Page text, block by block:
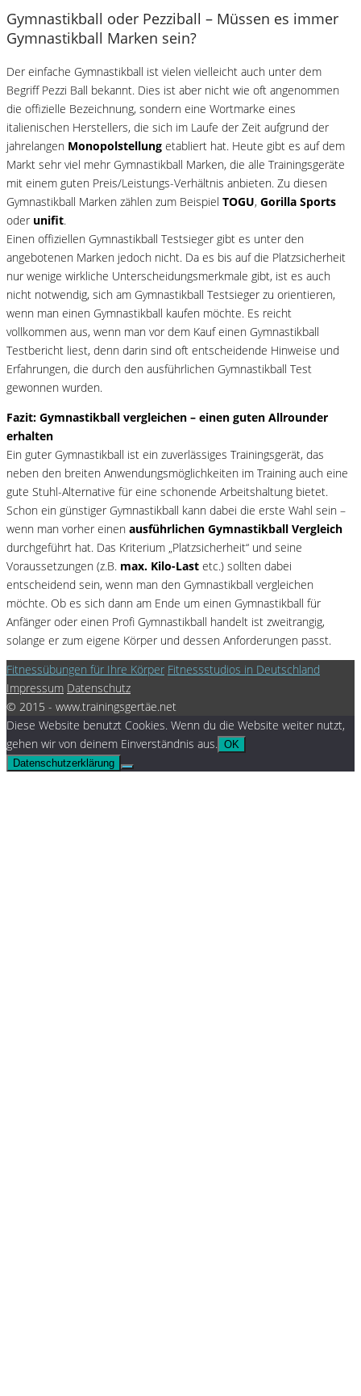
Gymnastikball oder Pezziball – Müssen es immer
Gymnastikball Marken sein?
Der einfache Gymnastikball ist vielen vielleicht auch unter dem
Begriff Pezzi Ball bekannt. Dies ist aber nicht wie oft angenommen
die offizielle Bezeichnung, sondern eine Wortmarke eines
italienischen Herstellers, die sich im Laufe der Zeit aufgrund der
jahrelangen Monopolstellung etabliert hat. Heute gibt es auf dem
Markt sehr viel mehr Gymnastikball Marken, die alle Trainingsgeräte
mit einem guten Preis/Leistungs-Verhältnis anbieten. Zu diesen
Gymnastikball Marken zählen zum Beispiel TOGU, Gorilla Sports
oder unifit.
Einen offiziellen Gymnastikball Testsieger gibt es unter den
angebotenen Marken jedoch nicht. Da es bis auf die Platzsicherheit
nur wenige wirkliche Unterscheidungsmerkmale gibt, ist es auch
nicht notwendig, sich am Gymnastikball Testsieger zu orientieren,
wenn man einen Gymnastikball kaufen möchte. Es reicht
vollkommen aus, wenn man vor dem Kauf einen Gymnastikball
Testbericht liest, denn darin sind oft entscheidende Hinweise und
Erfahrungen, die durch den ausführlichen Gymnastikball Test
gewonnen wurden.
Fazit: Gymnastikball vergleichen – einen guten Allrounder
erhalten
Ein guter Gymnastikball ist ein zuverlässiges Trainingsgerät, das
neben den breiten Anwendungsmöglichkeiten im Training auch eine
gute Stuhl-Alternative für eine schonende Arbeitshaltung bietet.
Schon ein günstiger Gymnastikball kann dabei die erste Wahl sein –
wenn man vorher einen ausführlichen Gymnastikball Vergleich
durchgeführt hat. Das Kriterium „Platzsicherheit“ und seine
Voraussetzungen (z.B. max. Kilo-Last etc.) sollten dabei
entscheidend sein, wenn man den Gymnastikball vergleichen
möchte. Ob es sich dann am Ende um einen Gymnastikball für
Anfänger oder einen Profi Gymnastikball handelt ist zweitrangig,
solange er zum eigene Körper und dessen Anforderungen passt.
Fitnessübungen für Ihre Körper Fitnessstudios in Deutschland
Impressum Datenschutz
© 2015 - www.trainingsgertäe.net
Diese Website benutzt Cookies. Wenn du die Website weiter nutzt,
gehen wir von deinem Einverständnis aus. OK
Datenschutzerklärung